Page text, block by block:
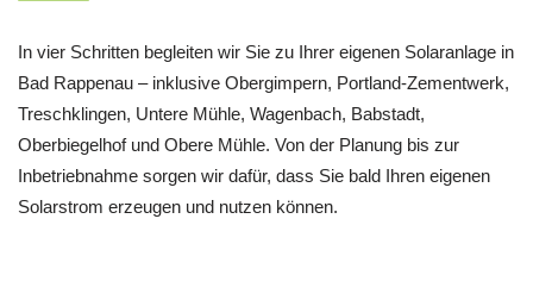
In vier Schritten begleiten wir Sie zu Ihrer eigenen Solaranlage in
Bad Rappenau – inklusive Obergimpern, Portland-Zementwerk,
Treschklingen, Untere Mühle, Wagenbach, Babstadt,
Oberbiegelhof und Obere Mühle. Von der Planung bis zur
Inbetriebnahme sorgen wir dafür, dass Sie bald Ihren eigenen
Solarstrom erzeugen und nutzen können.